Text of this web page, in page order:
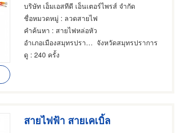
บริษัท เอ็มเอสทีดี เอ็นเตอร์ไพรส์ จำกัด
ชื่อหมวดหมู่ : ลวดสายไฟ
คำค้นหา : สายไฟหล่อหัว
อำเภอเมืองสมุทรปราการ จังหวัดสมุทรปราการ
ดู : 240 ครั้ง
สายไฟฟ้า สายเคเบิ้ล